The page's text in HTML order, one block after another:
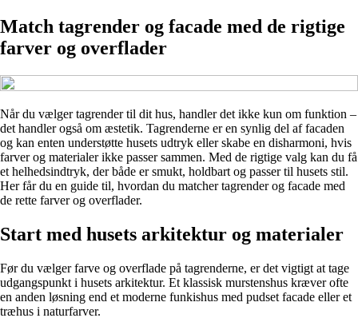
Match tagrender og facade med de rigtige
farver og overflader
Når du vælger tagrender til dit hus, handler det ikke kun om funktion –
det handler også om æstetik. Tagrenderne er en synlig del af facaden
og kan enten understøtte husets udtryk eller skabe en disharmoni, hvis
farver og materialer ikke passer sammen. Med de rigtige valg kan du få
et helhedsindtryk, der både er smukt, holdbart og passer til husets stil.
Her får du en guide til, hvordan du matcher tagrender og facade med
de rette farver og overflader.
Start med husets arkitektur og materialer
Før du vælger farve og overflade på tagrenderne, er det vigtigt at tage
udgangspunkt i husets arkitektur. Et klassisk murstenshus kræver ofte
en anden løsning end et moderne funkishus med pudset facade eller et
træhus i naturfarver.